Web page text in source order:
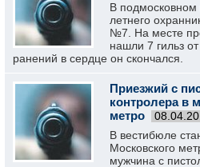
В подмосковном
летнего
№7. На месте
нашли 7 гильз
ранений в сердце он скончался.
Приезжий с
контролера в
метро
В вестибюле
Московского
мужчина с